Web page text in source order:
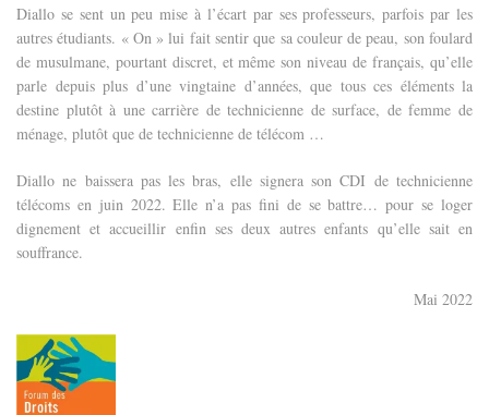
Diallo se sent un peu mise à l’écart par ses professeurs, parfois par les
autres étudiants. « On » lui fait sentir que sa couleur de peau, son foulard
de musulmane, pourtant discret, et même son niveau de français, qu’elle
parle depuis plus d’une vingtaine d’années, que tous ces éléments la
destine plutôt à une carrière de technicienne de surface, de femme de
ménage, plutôt que de technicienne de télécom …
Diallo ne baissera pas les bras, elle signera son CDI de technicienne
télécoms en juin 2022. Elle n’a pas fini de se battre… pour se loger
dignement et accueillir enfin ses deux autres enfants qu’elle sait en
souffrance.
Mai 2022